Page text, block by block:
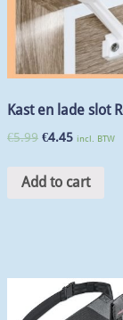
Kast en lade slot
€5.99 €4.45 incl. BTW
Add to cart